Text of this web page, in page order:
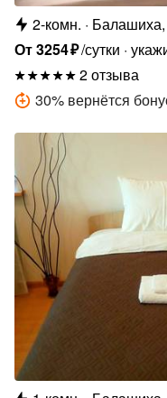
2-комн.
От3254₽/сутки
2 отзыва
30% вернётся